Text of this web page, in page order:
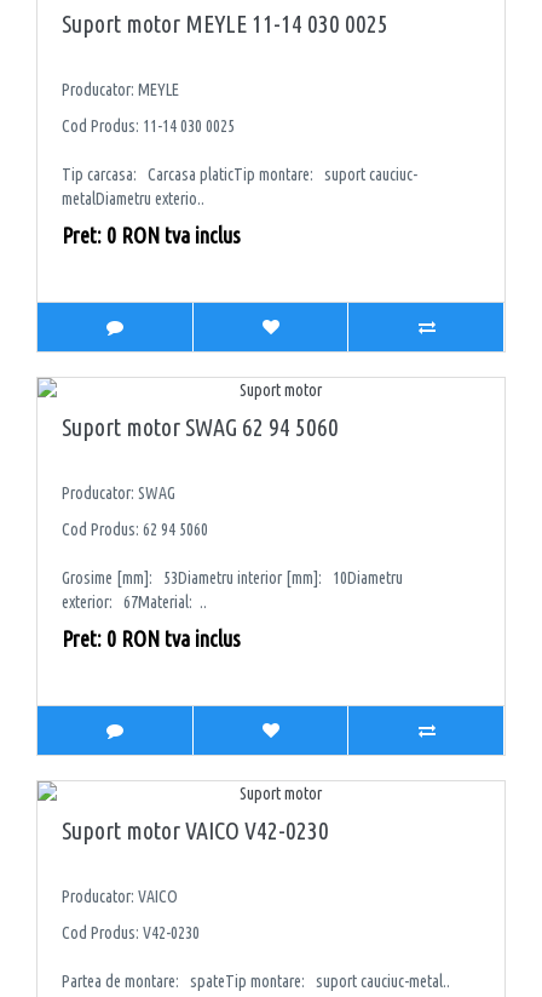
Suport motor MEYLE 11-14 030 0025
Producator: MEYLE
Cod Produs: 11-14 030 0025
Tip carcasa: Carcasa platicTip montare: suport cauciuc-
metalDiametru exterio..
Pret: 0 RON tva inclus
Suport motor SWAG 62 94 5060
Producator: SWAG
Cod Produs: 62 94 5060
Grosime [mm]: 53Diametru interior [mm]: 10Diametru
exterior: 67Material: ..
Pret: 0 RON tva inclus
Suport motor VAICO V42-0230
Producator: VAICO
Cod Produs: V42-0230
Partea de montare: spateTip montare: suport cauciuc-metal..